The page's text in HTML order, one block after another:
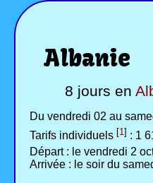
Albanie
8 jours en
Du vendredi 02 au
Tarifs individuels [1] : 1
Départ : le vendredi 2
Arrivée : le soir du